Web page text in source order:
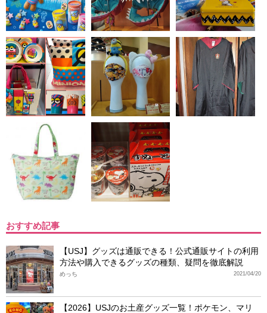
おすすめ記事
【USJ】グッズは通販できる！公式通販サイトの利用
方法や購入できるグッズの種類、疑問を徹底解説
2021/04/20
めっち
【2026】USJのお土産グッズ一覧！ポケモン、マリ